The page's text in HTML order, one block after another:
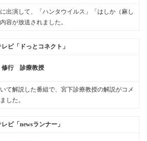
出演して、「ハンタウイルス」「はしか（麻し
容が放送されました。
ビ「ドっとコネクト」
行 診療教授
て解説した番組で、宮下診療教授の解説がコメ
した。
ビ「newsランナー」